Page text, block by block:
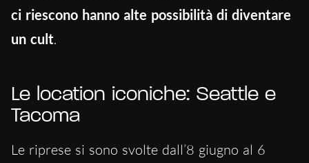
ci riescono hanno alte possibilità di diventare
un cult.
Le location iconiche: Seattle e
Tacoma
Le riprese si sono svolte dall’8 giugno al 6